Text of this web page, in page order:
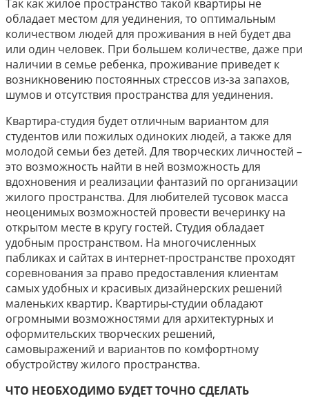
Так как жилое пространство такой квартиры не
обладает местом для уединения, то оптимальным
количеством людей для проживания в ней будет два
или один человек. При большем количестве, даже при
наличии в семье ребенка, проживание приведет к
возникновению постоянных стрессов из-за запахов,
шумов и отсутствия пространства для уединения.
Квартира-студия будет отличным вариантом для
студентов или пожилых одиноких людей, а также для
молодой семьи без детей. Для творческих личностей –
это возможность найти в ней возможность для
вдохновения и реализации фантазий по организации
жилого пространства. Для любителей тусовок масса
неоценимых возможностей провести вечеринку на
открытом месте в кругу гостей. Студия обладает
удобным пространством. На многочисленных
пабликах и сайтах в интернет-пространстве проходят
соревнования за право предоставления клиентам
самых удобных и красивых дизайнерских решений
маленьких квартир. Квартиры-студии обладают
огромными возможностями для архитектурных и
оформительских творческих решений,
самовыражений и вариантов по комфортному
обустройству жилого пространства.
ЧТО НЕОБХОДИМО БУДЕТ ТОЧНО СДЕЛАТЬ